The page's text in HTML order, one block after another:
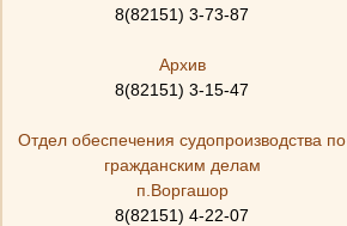
8(82151) 3-73-87
Архив
8(82151) 3-15-47
Отдел обеспечения судопроизводства по
гражданским делам
п.Воргашор
8(82151) 4-22-07